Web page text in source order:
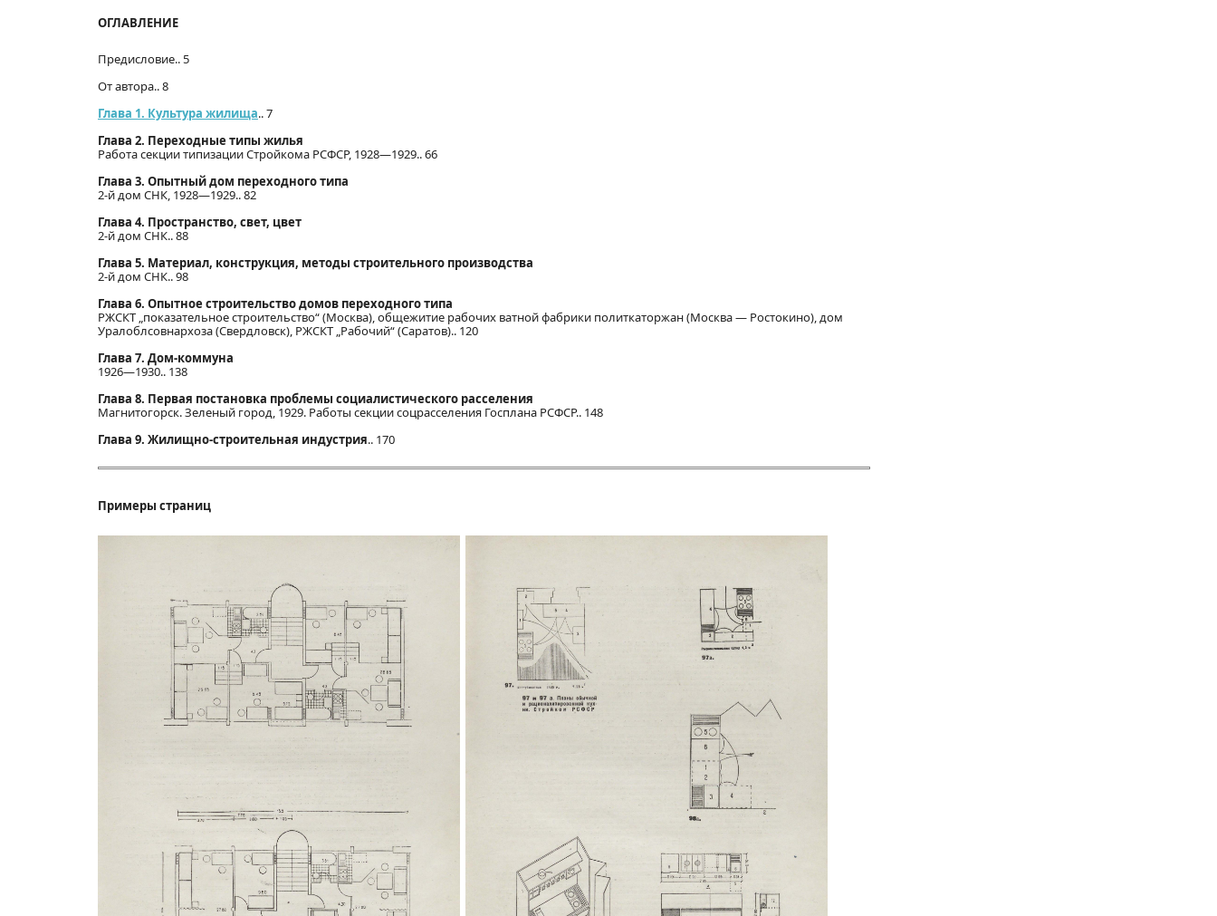
ОГЛАВЛЕНИЕ
Предисловие.. 5
От автора.. 8
Глава 1. Культура жилища.. 7
Глава 2. Переходные типы жилья
Работа секции типизации Стройкома РСФСР, 1928—1929.. 66
Глава 3. Опытный дом переходного типа
2-й дом СНК, 1928—1929.. 82
Глава 4. Пространство, свет, цвет
2-й дом СНК.. 88
Глава 5. Материал, конструкция, методы строительного производства
2-й дом СНК.. 98
Глава 6. Опытное строительство домов переходного типа
РЖСКТ „показательное строительство“ (Москва), общежитие рабочих ватной фабрики политкаторжан (Москва — Ростокино), дом
Уралоблсовнархоза (Свердловск), РЖСКТ „Рабочий“ (Саратов).. 120
Глава 7. Дом-коммуна
1926—1930.. 138
Глава 8. Первая постановка проблемы социалистического расселения
Магнитогорск. Зеленый город, 1929. Работы секции соцрасселения Госплана РСФСР.. 148
Глава 9. Жилищно-строительная индустрия.. 170
Примеры страниц